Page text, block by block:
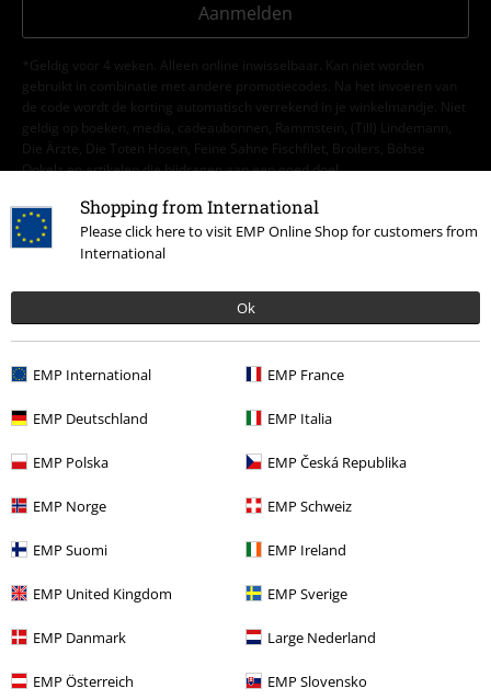
Shopping from International
Please click here to visit EMP Online Shop for customers from
International
Ok
EMP International EMP France
EMP Deutschland EMP Italia
EMP Polska EMP Česká Republika
EMP Norge EMP Schweiz
EMP Suomi EMP Ireland
EMP United Kingdom EMP Sverige
EMP Danmark Large Nederland
EMP Österreich EMP Slovensko
Aanmelden
*Geldig voor 4 weken. Alleen online inwisselbaar. Kan niet worden
gebruikt in combinatie met andere promotiecodes. Na het invoeren van
de code wordt de korting automatisch verrekend in je winkelmandje. Niet
geldig op boeken, media, cadeaubonnen, Rammstein, (Till) Lindemann,
Die Ärzte, Die Toten Hosen, Feine Sahne Fischfilet, Broilers, Böhse
Onkelz en artikelen die bijdragen aan een goed doel.
Onze klantenservice staat voor je klaar
middags.Meer informatie
Begin chat
Klantenservice
Retourvoorwaarden